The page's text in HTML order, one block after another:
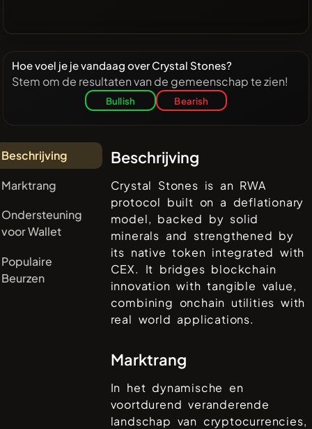
Hoe voel je je vandaag over Crystal Stones?
Stem om de resultaten van de gemeenschap te zien!
Bullish Bearish
Beschrijving
Marktrang
Ondersteuning
voor Wallet
Populaire
Beurzen
Beschrijving
Crystal Stones is an RWA
protocol built on a deflationary
model, backed by solid
minerals and strengthened by
its native token integrated with
CEX. It bridges blockchain
innovation with tangible value,
combining onchain utilities with
real world applications.
Marktrang
In het dynamische en
voortdurend veranderende
landschap van cryptocurrencies,